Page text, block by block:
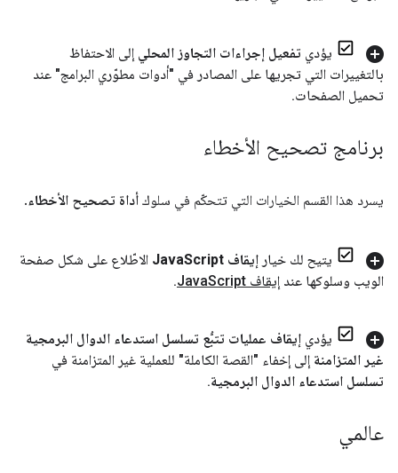
يؤدي تفعيل إجراءات التجاوز المحلي إلى الاحتفاظ
بالتغييرات التي تجريها على المصادر في "أدوات مطوّري البرامج" عند
تحميل الصفحات.
برنامج تصحيح الأخطاء
يسرد هذا القسم الخيارات التي تتحكّم في سلوك أداة تصحيح الأخطاء.
يتيح لك خيار إيقاف Java Script
الاطّلاع على شكل صفحة
الويب وسلوكها عند إيقاف Java Script
.
يؤدي إيقاف عمليات تتبُّع تسلسل استدعاء الدوال البرمجية
غير المتزامنة إلى إخفاء "القصة الكاملة" للعملية غير المتزامنة في
تسلسل استدعاء الدوال البرمجية.
عالمي